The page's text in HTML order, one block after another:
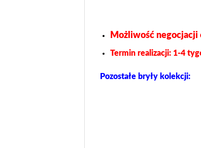
Możliwość negocjacji
Termin realizacji: 1-4
Pozostałe bryły kolekcji: